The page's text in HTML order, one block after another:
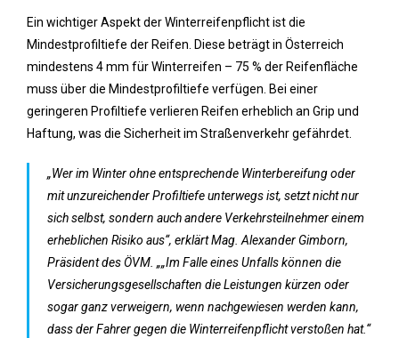
Ein wichtiger Aspekt der Winterreifenpflicht ist die
Mindestprofiltiefe der Reifen. Diese beträgt in Österreich
mindestens 4 mm für Winterreifen – 75 % der Reifenfläche
muss über die Mindestprofiltiefe verfügen. Bei einer
geringeren Profiltiefe verlieren Reifen erheblich an Grip und
Haftung, was die Sicherheit im Straßenverkehr gefährdet.
„Wer im Winter ohne entsprechende Winterbereifung oder
mit unzureichender Profiltiefe unterwegs ist, setzt nicht nur
sich selbst, sondern auch andere Verkehrsteilnehmer einem
erheblichen Risiko aus“, erklärt Mag. Alexander Gimborn,
Präsident des ÖVM. „„Im Falle eines Unfalls können die
Versicherungsgesellschaften die Leistungen kürzen oder
sogar ganz verweigern, wenn nachgewiesen werden kann,
dass der Fahrer gegen die Winterreifenpflicht verstoßen hat.“